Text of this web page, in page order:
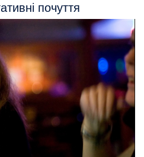
почуття